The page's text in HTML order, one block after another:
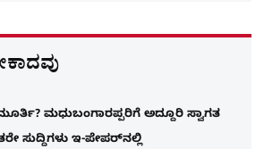
ಮಧುಬಂಗಾರಪ್ಪರಿಗೆ ಅದ್ದೂರಿ ಸ್ವಾಗತ
ಸುದ್ದಿಗಳು ಇ-ಪೇಪರ್​ನಲ್ಲಿ